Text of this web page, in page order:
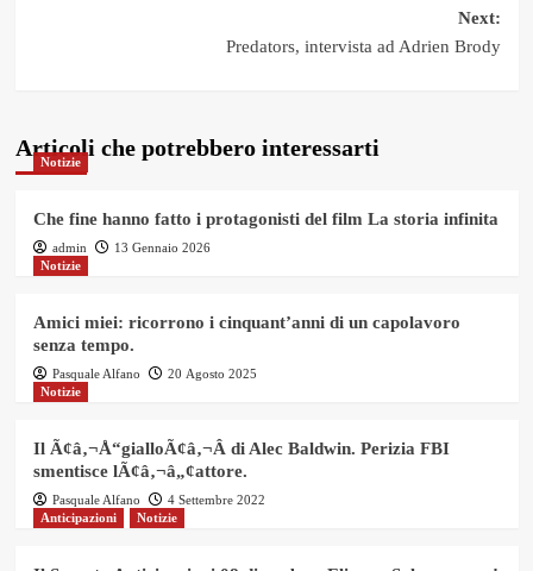
Next:
Predators, intervista ad Adrien Brody
Articoli che potrebbero interessarti
Notizie
Che fine hanno fatto i protagonisti del film La storia infinita
admin
13 Gennaio 2026
Notizie
Amici miei: ricorrono i cinquant’anni di un capolavoro
senza tempo.
Pasquale Alfano
20 Agosto 2025
Notizie
Il Ã¢â‚¬Å“gialloÃ¢â‚¬Â di Alec Baldwin. Perizia FBI
smentisce lÃ¢â‚¬â„¢attore.
Pasquale Alfano
4 Settembre 2022
Anticipazioni
Notizie